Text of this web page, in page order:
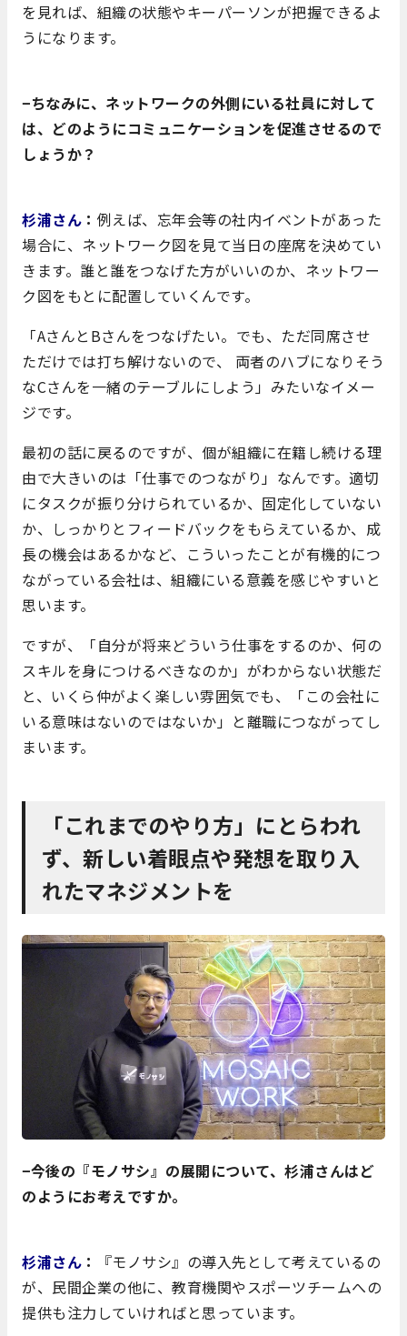
を見れば、組織の状態やキーパーソンが把握できるよ
うになります。
−ちなみに、ネットワークの外側にいる社員に対して
は、どのようにコミュニケーションを促進させるので
しょうか？
杉浦さん ： 例えば、忘年会等の社内イベントがあった
場合に、ネットワーク図を見て当日の座席を決めてい
きます。誰と誰をつなげた方がいいのか、ネットワー
ク図をもとに配置していくんです。
「AさんとBさんをつなげたい。でも、ただ同席させ
ただけでは打ち解けないので、 両者のハブになりそう
なCさんを一緒のテーブルにしよう」みたいなイメー
ジです。
最初の話に戻るのですが、個が組織に在籍し続ける理
由で大きいのは「仕事でのつながり」なんです。適切
にタスクが振り分けられているか、固定化していない
か、しっかりとフィードバックをもらえているか、成
長の機会はあるかなど、こういったことが有機的につ
ながっている会社は、組織にいる意義を感じやすいと
思います。
ですが、「自分が将来どういう仕事をするのか、何の
スキルを身につけるべきなのか」がわからない状態だ
と、いくら仲がよく楽しい雰囲気でも、「この会社に
いる意味はないのではないか」と離職につながってし
まいます。
「これまでのやり方」にとらわれ
ず、新しい着眼点や発想を取り入
れたマネジメントを
−今後の『モノサシ』の展開について、杉浦さんはど
のようにお考えですか。
杉浦さん ：
『モノサシ』の導入先として考えているの
が、民間企業の他に、教育機関やスポーツチームへの
提供も注力していければと思っています。